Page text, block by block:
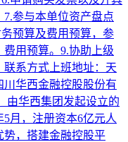
参与本单位资产盘点
预算及费用预算，参
用预算。9.协助上级
系方式上班地址：天
华西金融控股股份有
由华西集团发起设立的
月，注册资本6亿元人
势，搭建金融控股平